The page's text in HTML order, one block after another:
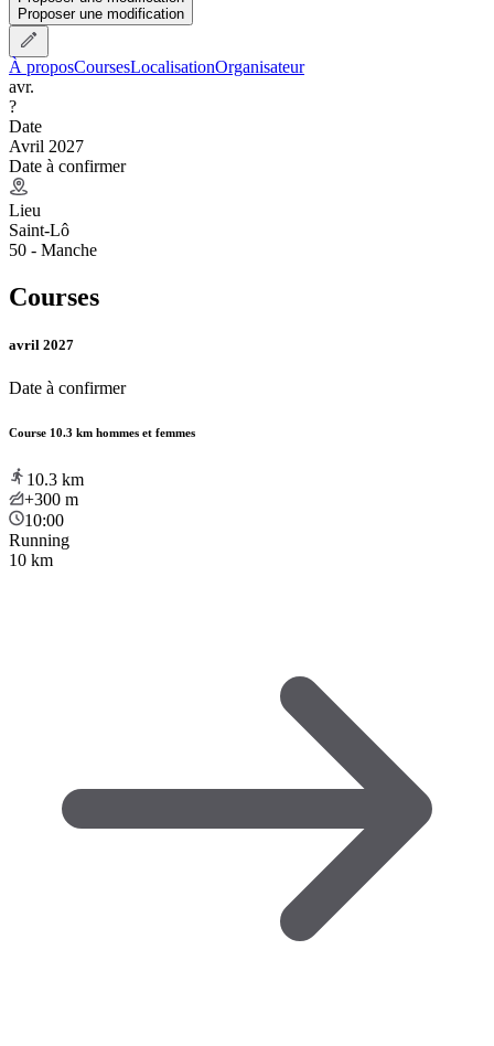
Proposer une modification
À proposCoursesLocalisationOrganisateur
avr.
?
Date
Avril 2027
Date à confirmer
Lieu
Saint-Lô
50 - Manche
Courses
avril 2027
Date à confirmer
Course 10.3 km hommes et femmes
10.3 km
+300 m
10:00
Running
10 km